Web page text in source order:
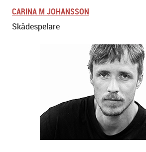
CARINA M JOHANSSON
Skådespelare